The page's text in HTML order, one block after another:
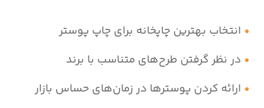
انتخاب بهترین چاپخانه برای چاپ پوستر
در نظر گرفتن طرح‌های متناسب با برند
ارائه کردن پوسترها در زمان‌های حساس بازار